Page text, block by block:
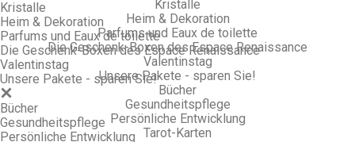
Kristalle
Heim & Dekoration
Parfums und Eaux de toilette
Die Geschenk-Boxen des Espace Renaissance
Valentinstag
Unsere Pakete - sparen Sie!
Bücher
Gesundheitspflege
Persönliche Entwicklung
Kristalle
Heim & Dekoration
Parfums und Eaux de toilette
Die Geschenk-Boxen des Espace Renaissance
Valentinstag
Unsere Pakete - sparen Sie!
Bücher
Gesundheitspflege
Persönliche Entwicklung
Tarot-Karten